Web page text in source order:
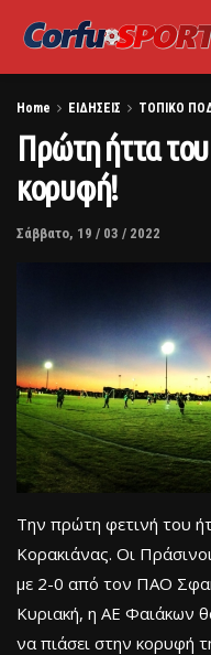
Home ΕΙΔΗΣΕΙΣ ΤΟΠΙΚΟ
Πρώτη ήττα
κορυφή!
Σάββατο, 19 / 03 / 2022
Την πρώτη φετινή του
Κορακιάνας. Οι
με 2-0 από τον ΠΑΟ
Κυριακή, η ΑΕ Φαιάκων
να πιάσει στην κορυφή